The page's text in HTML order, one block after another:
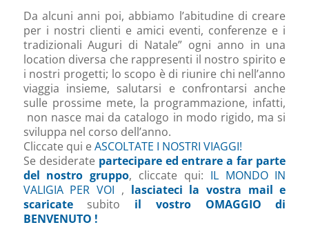
Da alcuni anni poi, abbiamo l’abitudine di creare
per i nostri clienti e amici eventi, conferenze e i
tradizionali Auguri di Natale” ogni anno in una
location diversa che rappresenti il nostro spirito e
i nostri progetti; lo scopo è di riunire chi nell’anno
viaggia insieme, salutarsi e confrontarsi anche
sulle prossime mete, la programmazione, infatti,
non nasce mai da catalogo in modo rigido, ma si
sviluppa nel corso dell’anno.
Cliccate qui eASCOLTATE I NOSTRI VIAGGI!
Se desiderate partecipare ed entrare a far parte
del nostro gruppo, cliccate qui: IL MONDO IN
VALIGIA PER VOI , lasciateci la vostra mail e
scaricatesubito il vostro OMAGGIO di
BENVENUTO !